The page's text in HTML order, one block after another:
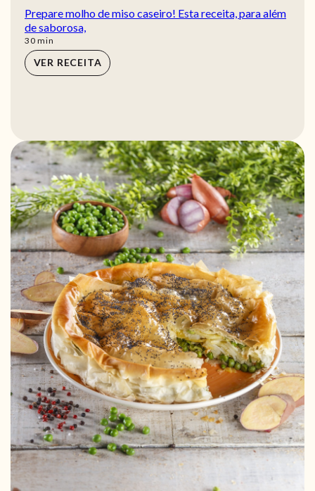
Prepare molho de miso caseiro! Esta receita, para além
de saborosa,
30min
min
VER RECEITA